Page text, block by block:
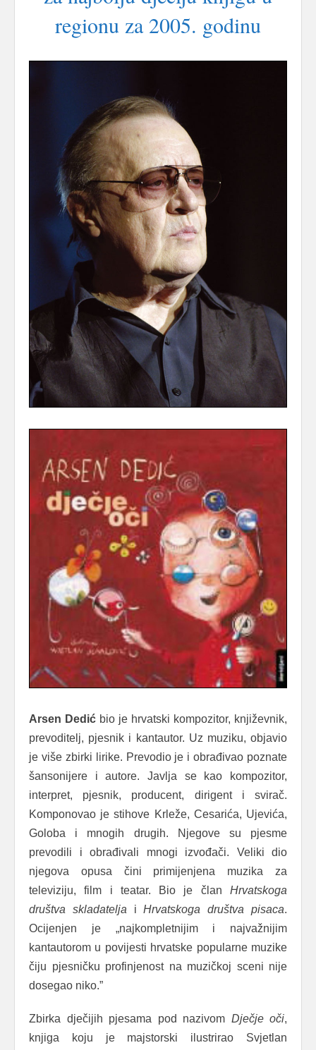
regionu za 2005. godinu
Arsen Dedić bio je hrvatski kompozitor, književnik,
prevoditelj, pjesnik i kantautor. Uz muziku, objavio
je više zbirki lirike. Prevodio je i obrađivao poznate
šansonijere i autore. Javlja se kao kompozitor,
interpret, pjesnik, producent, dirigent i svirač.
Komponovao je stihove Krleže, Cesarića, Ujevića,
Goloba i mnogih drugih. Njegove su pjesme
prevodili i obrađivali mnogi izvođači. Veliki dio
njegova opusa čini primijenjena muzika za
televiziju, film i teatar. Bio je član Hrvatskoga
društva skladatelja iHrvatskoga društva pisaca.
Ocijenjen je „najkompletnijim i najvažnijim
kantautorom u povijesti hrvatske popularne muzike
čiju pjesničku profinjenost na muzičkoj sceni nije
dosegao niko.”
Zbirka dječijih pjesama pod nazivom Dječje oči,
knjiga koju je majstorski ilustrirao Svjetlan